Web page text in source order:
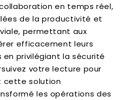
en temps réel,
de la productivité et
permettant aux
efficacement leurs
privilégiant la sécurité
votre lecture pour
cette solution
les opérations des